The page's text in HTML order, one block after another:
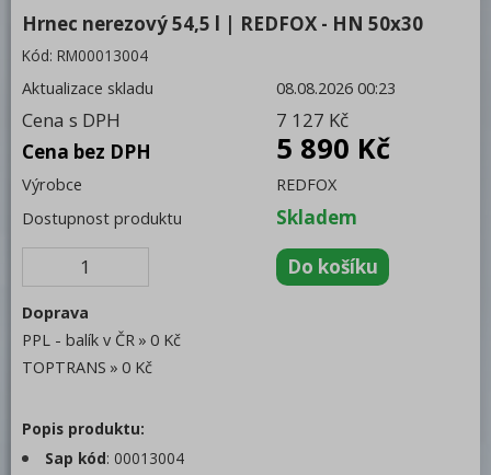
Nerezový program
Stolní zařízení
Příprava masa a zeleniny
Pizza program
Konvektomaty
Trouby pro rychlou přípravu
Šokery
Mycí program
Změkčovače
Distribuce jídel, gastronádoby
Vodní lázně
Hrnec nerezový 54,5 l | REDFOX - HN 50x30
Kód: RM00013004
Aktualizace skladu
08.08.2026 00:23
Cena s DPH
7 127 Kč
Cena bez DPH
5 890 Kč
Výrobce
REDFOX
Dostupnost produktu
Skladem
Doprava
PPL - balík v ČR
0 Kč
TOPTRANS
0 Kč
Popis produktu:
Sap kód: 00013004